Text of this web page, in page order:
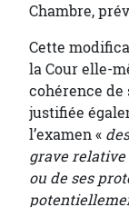
Chambre,
Cette
la Cour elle-
cohérence
justifiée
l’examen «
grave
ou de ses